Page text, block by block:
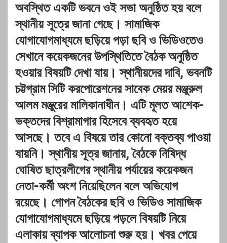
অবস্থিত একটি ভবনে ওই সভা অনুষ্ঠিত হয় বলে
স্থানীয় সূত্রে জানা গেছে। সামাজিক
যোগাযোগমাধ্যমে ছড়িয়ে পড়া ছবি ও ভিডিওতেও
সেখানে কয়েকজনের উপস্থিতিতে বৈঠক অনুষ্ঠিত
হওয়ার বিষয়টি দেখা যায়। স্থানীয়দের দাবি, ভবনটি
চট্টগ্রাম সিটি করপোরেশনের সাবেক মেয়র মঞ্জুরুল
আলম মঞ্জুরের মালিকানাধীন। এটি মূলত আশেক-
ভক্তদের বিশ্রামাগার হিসেবে ব্যবহৃত হয়ে
আসছে। তবে এ বিষয়ে তার কোনো বক্তব্য পাওয়া
যায়নি। স্থানীয় সূত্র জানায়, বৈঠকে নিষিদ্ধ
ঘোষিত ছাত্রলীগের স্থানীয় পর্যায়ের কয়েকজন
নেতা-কর্মী অংশ নিয়েছিলেন বলে অভিযোগ
রয়েছে। গোপন বৈঠকের ছবি ও ভিডিও সামাজিক
যোগাযোগমাধ্যমে ছড়িয়ে পড়লে বিষয়টি নিয়ে
এলাকায় ব্যাপক আলোচনা শুরু হয়। খবর পেয়ে